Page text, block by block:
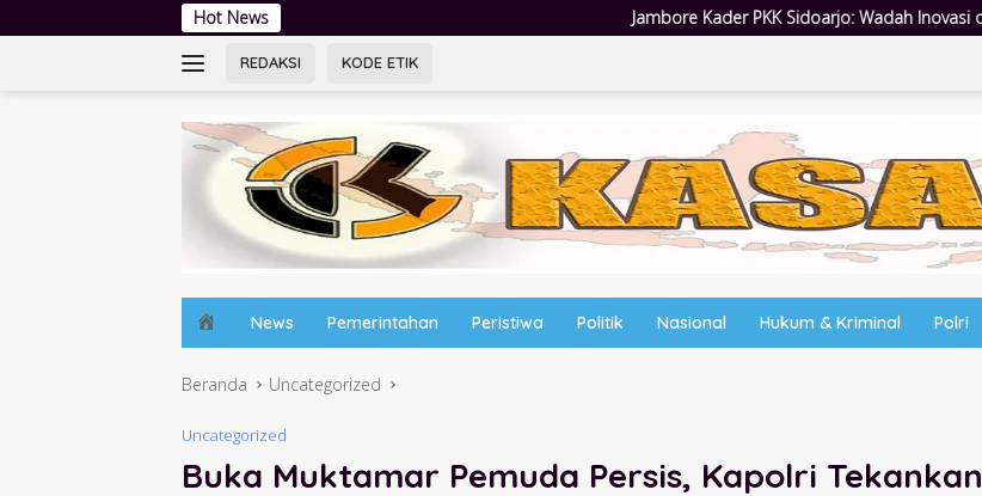
ke
Hot News Jambore Kader PKK Sidoarjo: Wadah Inovasi dan Penguatan Peran Kader
REDAKSI KODE ETIK
o
e
News Pemerintahan Peristiwa Politik Nasional Hukum & Kriminal Polri
Beranda Uncategorized
Uncategorized
Buka Muktamar Pemuda Persis, Kapolri Tekankan